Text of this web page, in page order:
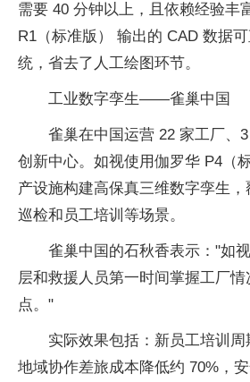
需要 40 分钟以上，且依赖经验丰
R1（标准版） 输出的 CAD 数据
统，省去了人工绘图环节。
工业数字孪生——雀巢中国
雀巢在中国运营 22 家工厂、
创新中心。如视使用伽罗华 P4（
产设施构建高保真三维数字孪生
巡检和员工培训等场景。
雀巢中国的石秋香表示："如
层和救援人员第一时间掌握工厂
点。"
实际效果包括：新员工培训
地域协作差旅成本降低约 70%，